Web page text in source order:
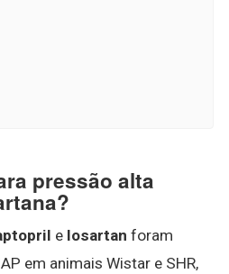
pressão alta
e losartan foram
em animais Wistar e SHR,